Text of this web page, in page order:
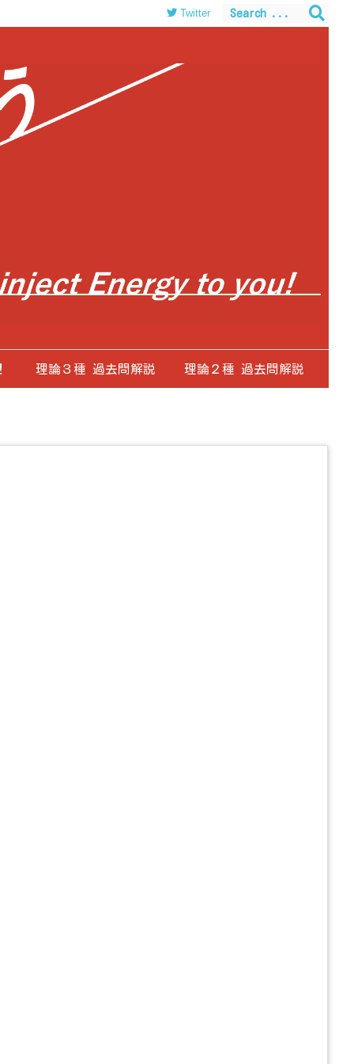
themes/luxeritas/inc/json-ld.phpon line120
理論３種 過去問解説 理論２種 過去問解説
Twitter